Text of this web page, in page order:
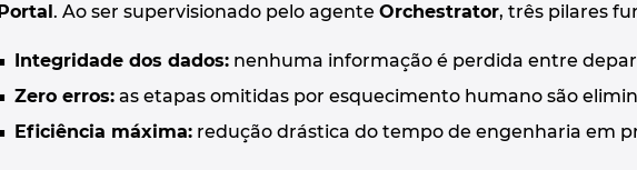
Portal . Ao ser supervisionado pelo agente Orchestrator, três pilares
Integridade dos dados: nenhuma informação é perdida entre
Zero erros: as etapas omitidas por esquecimento humano são
Eficiência máxima: redução drástica do tempo de engenharia em